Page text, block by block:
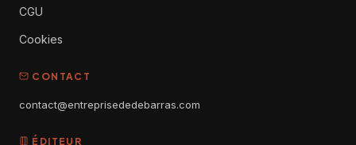
CGU
Cookies
CONTACT
contact@entreprisededebarras.com
ÉDITEUR